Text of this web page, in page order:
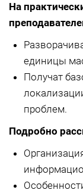
На
единицы
Получат
проблем.
Подробно